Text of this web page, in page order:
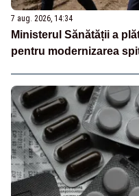
7 aug. 2026, 14:34
Ministerul Sănătății a
pentru modernizarea